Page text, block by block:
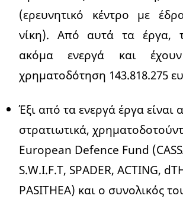
(ερευνητικό κέντρο με
νίκη). Από αυτά τα έργα,
ακόμα ενεργά και
χρηματοδότηση 143.818.275
Έξι από τα ενεργά έργα είναι
στρατιωτικά,
European Defence Fund
S.W.I.F.T, SPADER, ACTING,
PASITHEA) και ο συνολικός